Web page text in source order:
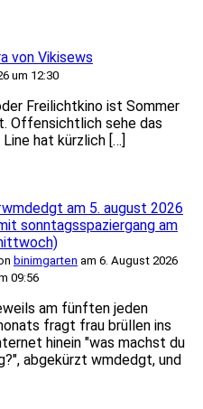
von Vikisews
um 12:30
Freilichtkino ist Sommer
Offensichtlich sehe das
hat kürzlich […]
am 5. august 2026
sonntagsspaziergang am
binimgarten am 6. August 2026
09:56
am fünften jeden
fragt frau brüllen ins
hinein "was machst du
abgekürzt wmdedgt, und